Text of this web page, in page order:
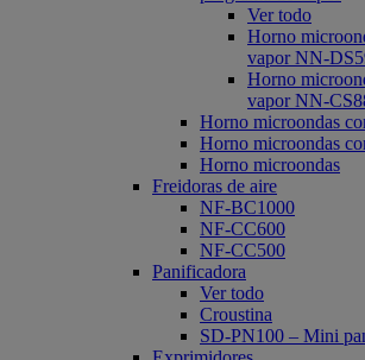
Ver todo
Horno
vapor NN-
Horno
vapor NN-
Horno microondas
Horno microondas
Horno microondas
Freidoras de aire
NF-BC1000
NF-CC600
NF-CC500
Panificadora
Ver todo
Croustina
SD-PN100 – Mini